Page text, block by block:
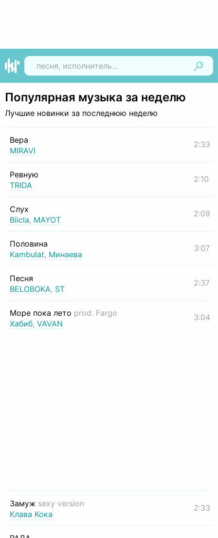
Популярная музыка за неделю
Лучшие новинки за последнюю неделю
Вера
MIRAVI
2:33
Ревную
TRIDA
2:10
Слух
Biicla, MAYOT
2:09
Половина
Kambulat, Минаева
3:07
Песня
BELOBOKA, ST
2:37
Море пока лето prod. Fargo
Хабиб, VAVAN
3:04
Замуж sexy version
Клава Кока
2:33